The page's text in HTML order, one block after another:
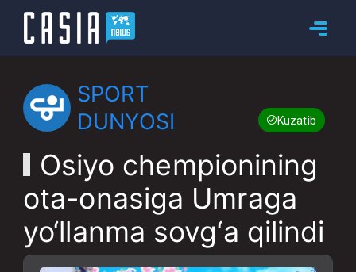
SPORT
DUNYOSI
Kuzatib boring
Osiyo chempionining
ota-onasiga Umraga
yo‘llanma sovg‘a qilindi